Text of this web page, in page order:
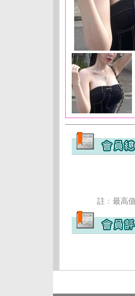
註﹕最高